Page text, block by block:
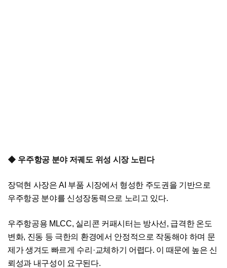
◆ 우주항공 분야 저궤도 위성 시장 노린다
장덕현 사장은 AI 부품 시장에서 형성한 주도권을 기반으로
우주항공 분야를 신성장동력으로 노리고 있다.
우주항공용 MLCC, 실리콘 커패시터는 방사선, 급격한 온도
변화, 진동 등 극한의 환경에서 안정적으로 작동해야 하며 문
제가 생겨도 빠르게 수리·교체하기 어렵다. 이 때문에 높은 신
뢰성과 내구성이 요구된다.